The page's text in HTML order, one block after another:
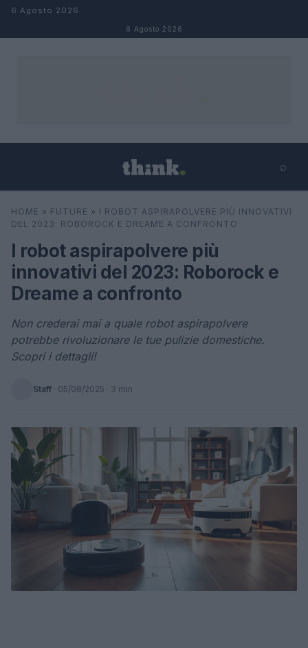
Salta al contenuto
6 Agosto 2026
6 Agosto 2026
⌕
Cerca ⌕ ×
HOME » FUTURE » I ROBOT ASPIRAPOLVERE PIÙ INNOVATIVI
DEL 2023: ROBOROCK E DREAME A CONFRONTO
I robot aspirapolvere più
innovativi del 2023: Roborock e
Dreame a confronto
Non crederai mai a quale robot aspirapolvere
potrebbe rivoluzionare le tue pulizie domestiche.
Scopri i dettagli!
Staff · 05/08/2025 · 3 min